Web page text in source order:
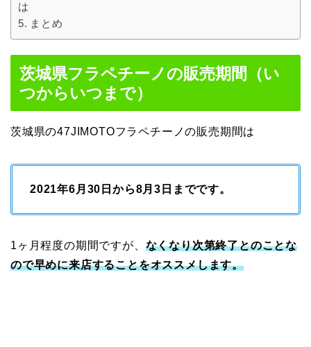
は
まとめ
茨城県フラペチーノの販売期間（い
つからいつまで）
茨城県の47JIMOTOフラペチーノの販売期間は
2021年6月30日から8月3日までです。
1ヶ月程度の期間ですが、 なくなり次第終了とのことな
ので早めに来店することをオススメします。